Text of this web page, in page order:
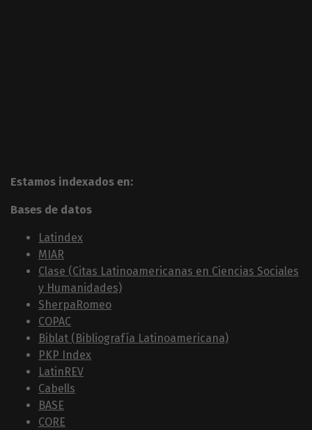
Estamos indexados en:
Bases de datos
Latindex
MIAR
Clase (Citas Latinoamericanas en Ciencias Sociales
y Humanidades)
SherpaRomeo
COPAC
Biblat (Bibliografía Latinoamericana)
PKP Index
LatinREV
Cabells
BASE
CORE